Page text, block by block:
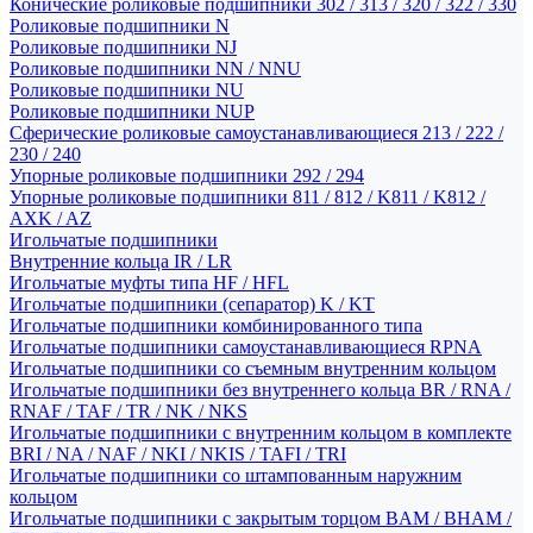
Конические роликовые подшипники 302 / 313 / 320 / 322 / 330
Роликовые подшипники N
Роликовые подшипники NJ
Роликовые подшипники NN / NNU
Роликовые подшипники NU
Роликовые подшипники NUP
Сферические роликовые самоустанавливающиеся 213 / 222 /
230 / 240
Упорные роликовые подшипники 292 / 294
Упорные роликовые подшипники 811 / 812 / K811 / K812 /
AXK / AZ
Игольчатые подшипники
Внутренние кольца IR / LR
Игольчатые муфты типа HF / HFL
Игольчатые подшипники (сепаратор) K / KT
Игольчатые подшипники комбинированного типа
Игольчатые подшипники самоустанавливающиеся RPNA
Игольчатые подшипники со съемным внутренним кольцом
Игольчатые подшипники без внутреннего кольца BR / RNA /
RNAF / TAF / TR / NK / NKS
Игольчатые подшипники с внутренним кольцом в комплекте
BRI / NA / NAF / NKI / NKIS / TAFI / TRI
Игольчатые подшипники со штампованным наружним
кольцом
Игольчатые подшипники с закрытым торцом BAM / BHAM /